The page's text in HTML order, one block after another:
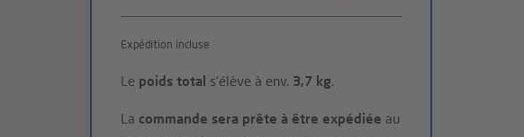
Expédition incluse
Le poids total s'élève à env. 3,7 kg.
La commande sera prête à être expédiée au